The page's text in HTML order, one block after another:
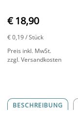
€ 18,90
€ 0,19/ Stück
Preis inkl. MwSt.
zzgl. Versandkosten
BESCHREIBUNG